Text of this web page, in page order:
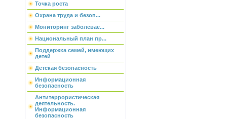
Точка роста
Охрана труда и безоп...
Мониторинг заболевае...
Национальный план пр...
Поддержка семей, имеющих
детей
Детская безопасность
Информационная
безопасность
Антитеррористическая
деятельность.
Информационная
безопасность